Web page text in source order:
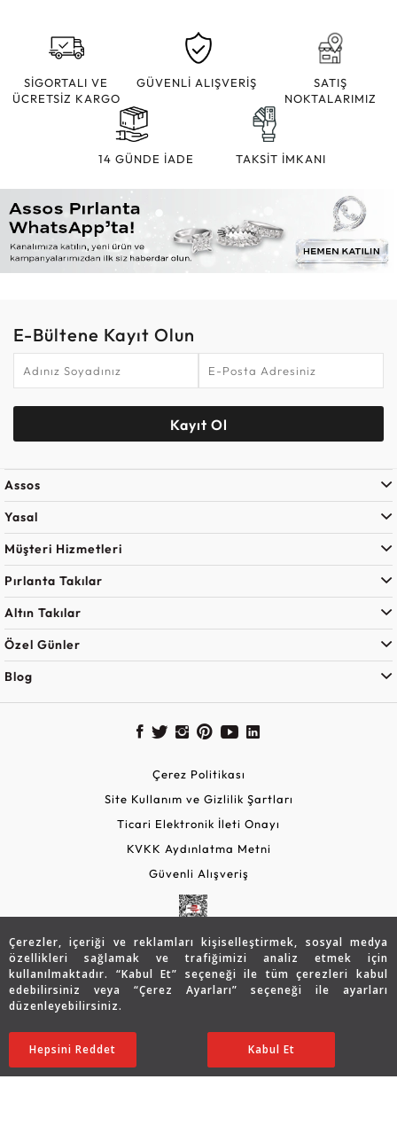
Çerezler, içeriği ve reklamları kişiselleştirmek, sosyal medya
özellikleri sağlamak ve trafiğimizi analiz etmek için
kullanılmaktadır. “Kabul Et” seçeneği ile tüm çerezleri kabul
edebilirsiniz veya “Çerez Ayarları” seçeneği ile ayarları
düzenleyebilirsiniz.
Ayarları Düzenle
Hepsini Reddet Kabul Et
25.732TL
21.872 TL SATIN ALIN
SİGORTALI VE
ÜCRETSİZ KARGO
GÜVENLİ ALIŞVERİŞ
SATIŞ
NOKTALARIMIZ
14 GÜNDE İADE TAKSİT İMKANI
E-Bültene Kayıt Olun
Kayıt Ol
Assos
Yasal
Müşteri Hizmetleri
Pırlanta Takılar
Altın Takılar
Özel Günler
Blog
Çerez Politikası
Site Kullanım ve Gizlilik Şartları
Ticari Elektronik İleti Onayı
KVKK Aydınlatma Metni
Güvenli Alışveriş
Copyright © 2026 Assos Pırlanta - Bu sitenin tüm hakları